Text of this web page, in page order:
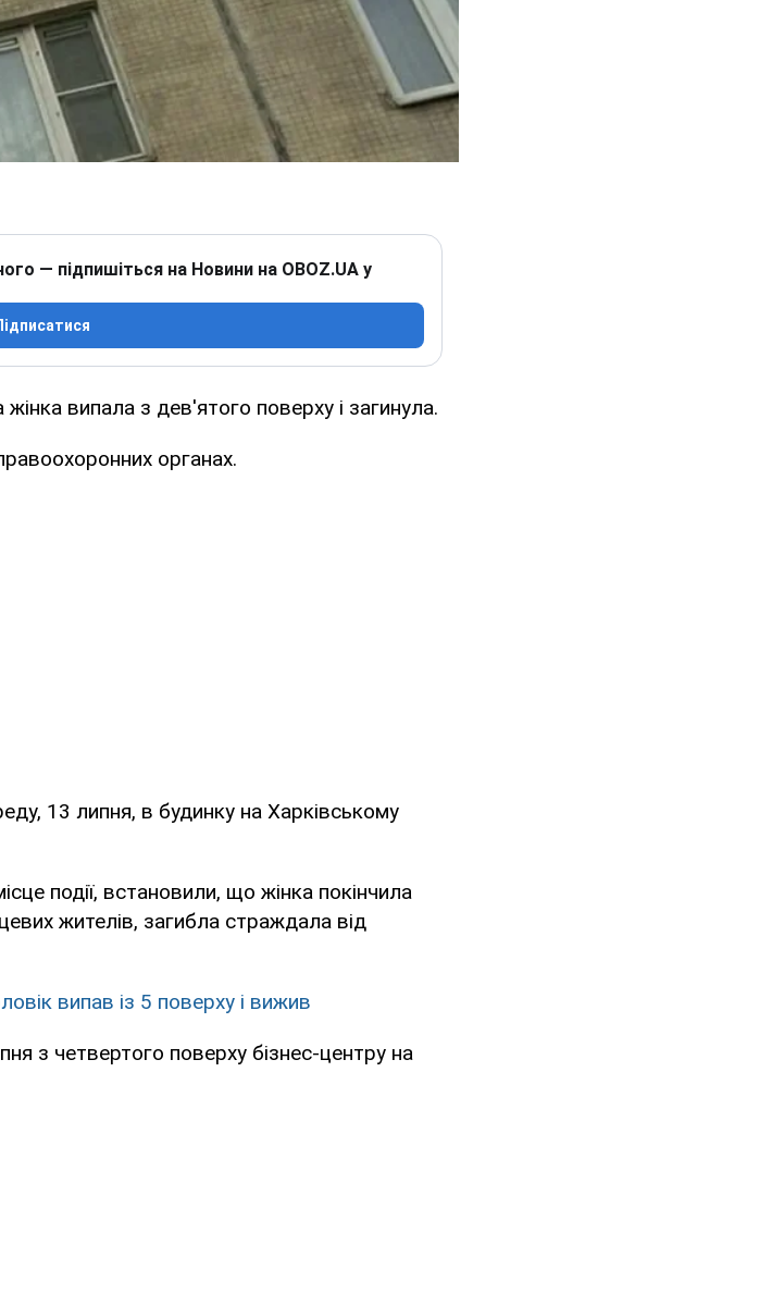
— підпишіться на Новини на OBOZ.UA у
випала з дев'ятого поверху і загинула.
органах.
13 липня, в будинку на Харківському
події, встановили, що жінка покінчила
жителів, загибла страждала від
випав із 5 поверху і вижив
з четвертого поверху бізнес-центру на